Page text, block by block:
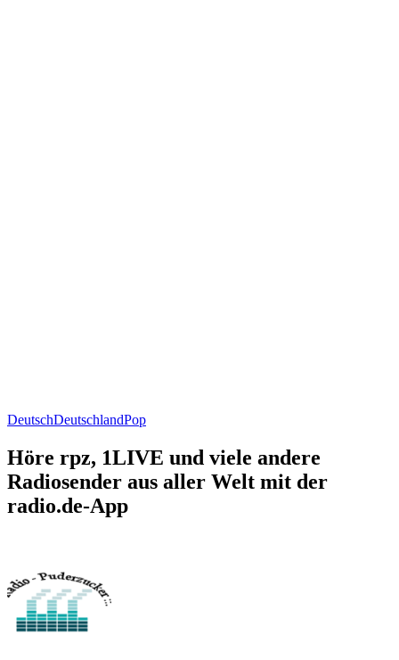
DeutschDeutschlandPop
Höre rpz, 1LIVE und viele andere
Radiosender aus aller Welt mit der
radio.de-App